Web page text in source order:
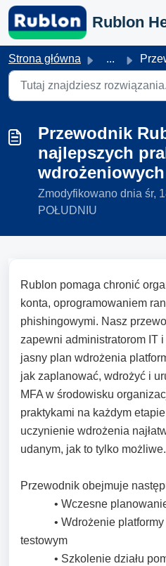
Przejdź do głównej treści
Rublon
Strona główna ... Przewodnik
Przewodnik
najlepszych
wdrożeniowych
Zmodyfikowano dnia śr,
POŁUDNIU
Rublon pomaga chronić
konta, oprogramowaniem
phishingowymi. Nasz
zapewni administratorom IT
jasny plan wdrożenia
jak zaplanować, wdrożyć i
MFA w środowisku
praktykami na każdym
uczynienie wdrożenia
udanym, jak to tylko możliwe.
Przewodnik obejmuje
• Wczesne
• Wdrożenie
testowym
• Szkolenie działu